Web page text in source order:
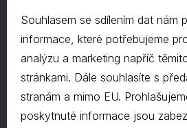
Kontakt
O nás
Kontakty
577 222 666
Souhlasem se sdílením dat nám
informace, které potřebujeme
analýzu a marketing napříč
stránkami. Dále souhlasíte s předáním údajů třetím
stranám a mimo EU.
poskytnuté informace jsou